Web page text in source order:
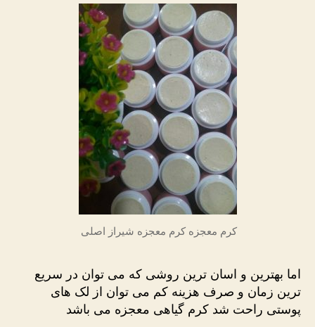
کرم معجزه کرم معجزه شیراز اصلی
اما بهترین و اسان ترین روشی که می توان در سریع
ترین زمان و صرف هزینه کم می توان از لک های
پوستی راحت شد کرم گیاهی معجزه می باشد